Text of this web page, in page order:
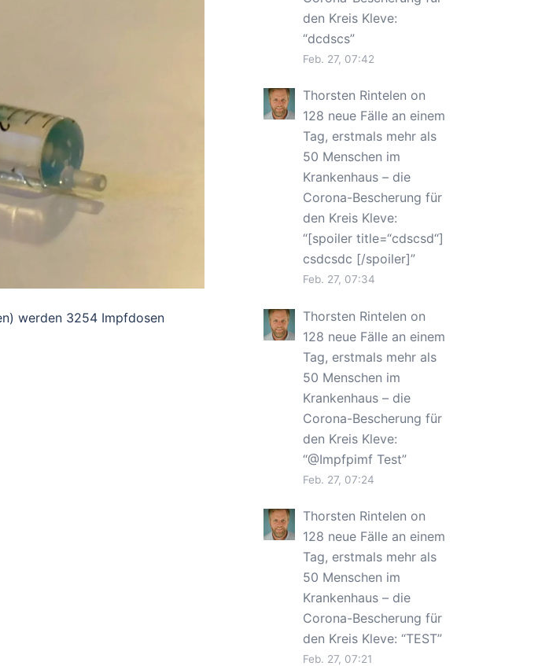
werden 3254 Impfdosen
den Kreis Kleve:
“dcdscs”
Feb. 27, 07:42
Thorsten Rintelen on
128 neue Fälle an einem
Tag, erstmals mehr als
50 Menschen im
Krankenhaus – die
Corona-Bescherung für
den Kreis Kleve:
“[spoiler title=“cdscsd“]
csdcsdc [/spoiler]”
Feb. 27, 07:34
Thorsten Rintelen on
128 neue Fälle an einem
Tag, erstmals mehr als
50 Menschen im
Krankenhaus – die
Corona-Bescherung für
den Kreis Kleve:
“@Impfpimf Test”
Feb. 27, 07:24
Thorsten Rintelen on
128 neue Fälle an einem
Tag, erstmals mehr als
50 Menschen im
Krankenhaus – die
Corona-Bescherung für
den Kreis Kleve: “TEST”
Feb. 27, 07:21